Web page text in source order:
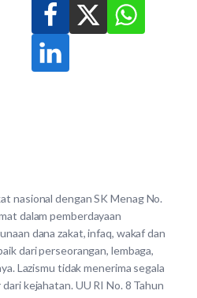
nasional dengan SK Menag No.
dalam pemberdayaan
dana zakat, infaq, wakaf dan
dari perseorangan, lembaga,
Lazismu tidak menerima segala
kejahatan. UU RI No. 8 Tahun